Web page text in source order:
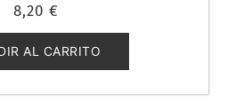
con
de
5
8,20 €
AL CARRITO